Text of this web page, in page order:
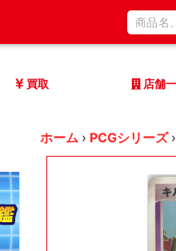
買取 店舗
ホーム › PCGシリーズ ›